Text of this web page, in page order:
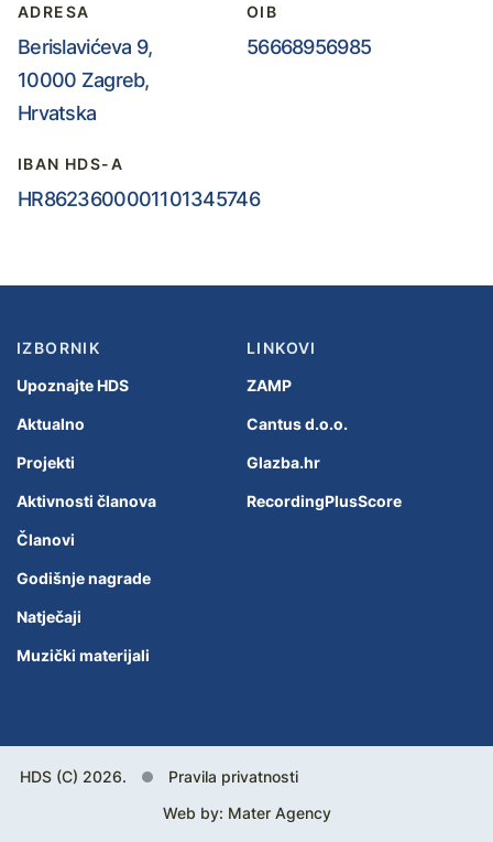
ADRESA
Berislavićeva 9,
10000 Zagreb,
Hrvatska
OIB
56668956985
IBAN HDS-A
HR8623600001101345746
IZBORNIK
Upoznajte HDS
Aktualno
Projekti
Aktivnosti članova
Članovi
Godišnje nagrade
Natječaji
Muzički materijali
LINKOVI
ZAMP
Cantus d.o.o.
Glazba.hr
RecordingPlusScore
HDS (C) 2026.
Pravila privatnosti
Web by: Mater Agency